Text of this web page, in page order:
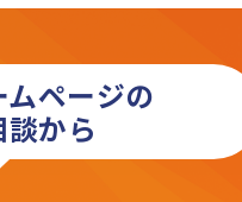
ページの
から